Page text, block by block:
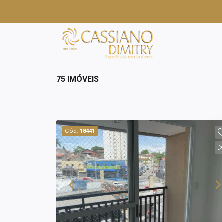
75 IMÓVEIS
Cód. 18441